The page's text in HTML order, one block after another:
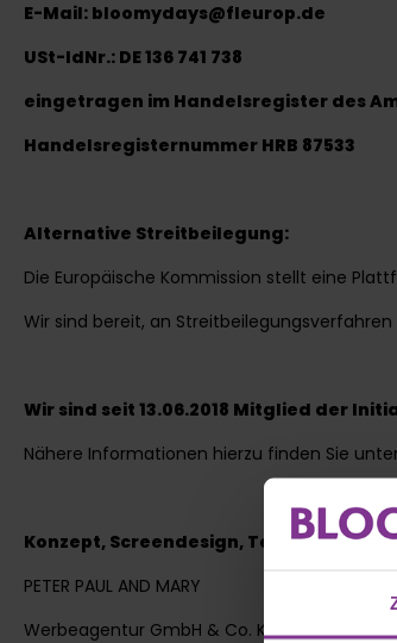
E-Mail: bloomydays@fleurop.de
USt-IdNr.: DE 136 741 738
eingetragen im Handelsregister des
Handelsregisternummer HRB 87533
Alternative Streitbeilegung:
Die Europäische Kommission stellt eine
Wir sind bereit, an
Wir sind seit 13.06.2018 Mitglied der
Nähere Informationen hierzu finden Sie
Konzept, Screendesign, Technische
PETER PAUL AND MARY
Werbeagentur GmbH & Co. KG